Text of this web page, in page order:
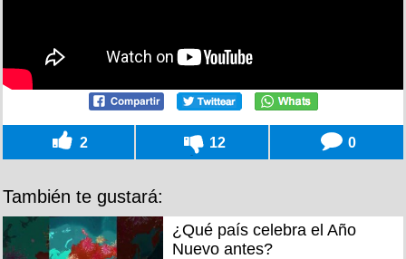
2 12 0
También te gustará:
¿Qué país celebra el Año
Nuevo antes?